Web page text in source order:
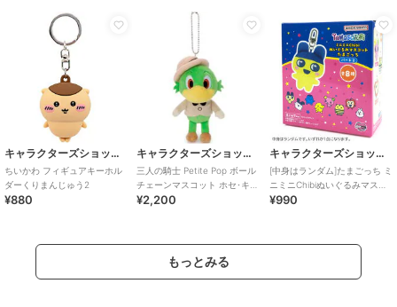
キャラクターズショップ ラフラフ
ちいかわ フィギュアキーホル
ダーくりまんじゅう2
¥880
キャラクターズショップ ラフラフ
三人の騎士 Petite Pop ボール
チェーンマスコット ホセ･キャ
リオカ
¥2,200
キャラクターズショップ ラフラフ
[中身はランダム]たまごっち ミ
ニミニChibiぬいぐるみマスコ
ット パート2
¥990
もっとみる